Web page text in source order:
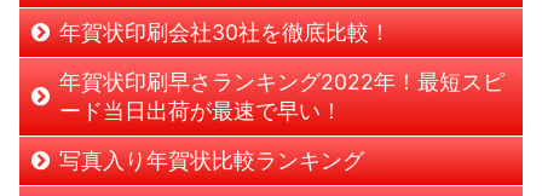
年賀状印刷会社30社を徹底比較！
年賀状印刷早さランキング2022年！最短スピ
ード当日出荷が最速で早い！
写真入り年賀状比較ランキング